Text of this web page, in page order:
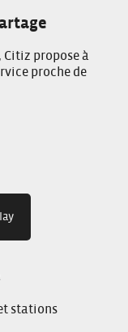
Citiz propose à
proche de
stations